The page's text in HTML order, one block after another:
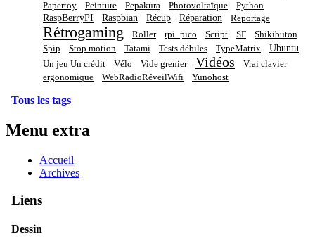
Papertoy
Peinture Pepakura Photovoltaïque Python
RaspBerryPI Raspbian Récup Réparation Reportage
Rétrogaming Roller rpi_pico Script SF
Shikibuton
Spip
Stop motion Tatami Tests débiles TypeMatrix Ubuntu
Un jeu Un crédit Vélo Vide grenier Vidéos
Vrai clavier
ergonomique
WebRadioRéveilWifi Yunohost
Tous les tags
Menu extra
Accueil
Archives
Liens
Dessin